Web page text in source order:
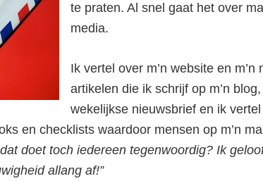
te praten. Al snel gaat het over
media.
Ik vertel over m’n website en
artikelen die ik schrijf op m’n
wekelijkse nieuwsbrief en ik
en checklists waardoor mensen op m’n
dat doet toch iedereen tegenwoordig? Ik
allang af!”